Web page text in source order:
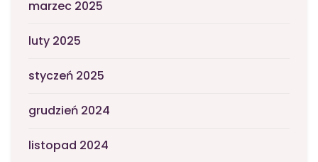
marzec 2025
luty 2025
styczeń 2025
grudzień 2024
listopad 2024